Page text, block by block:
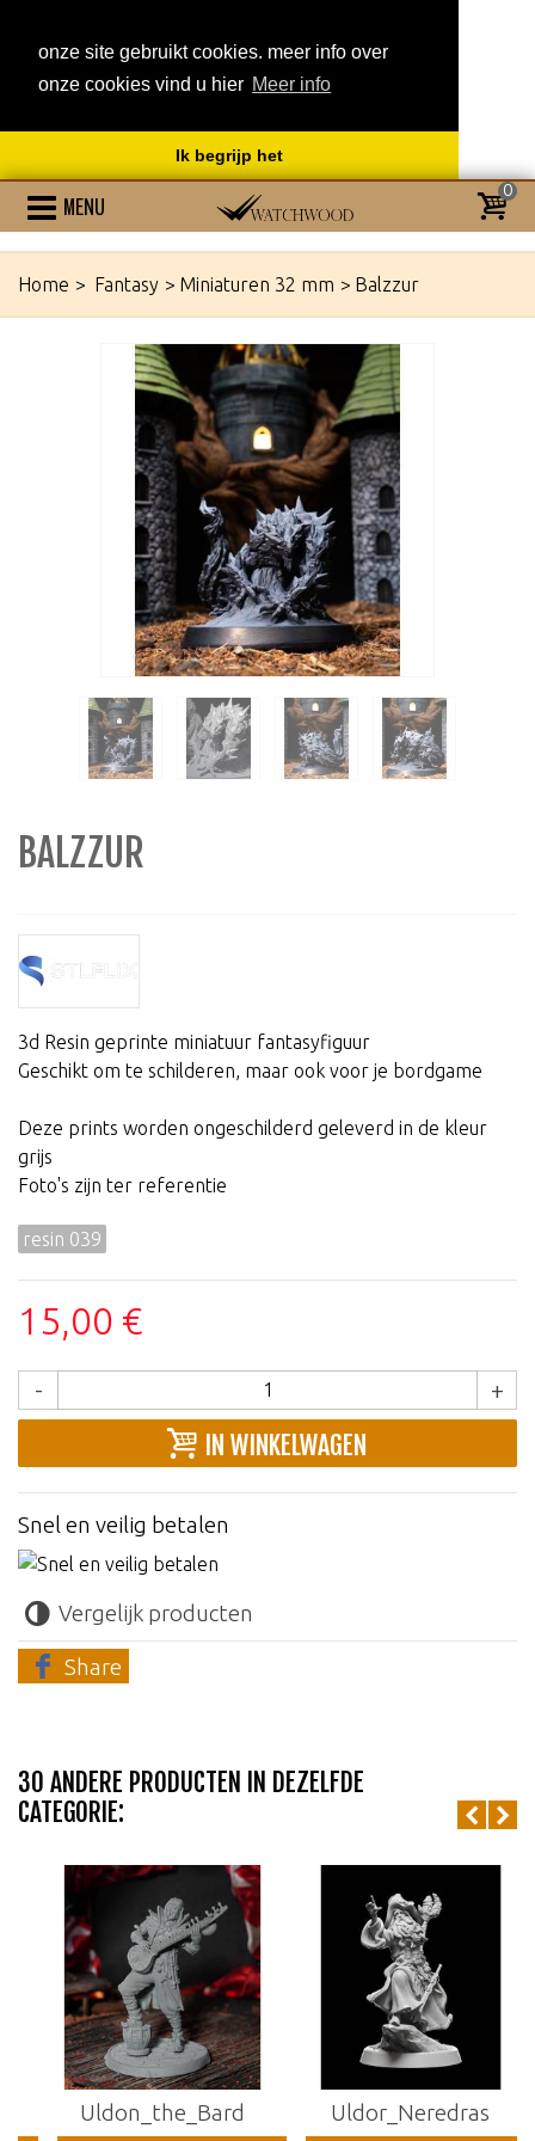
onze site gebruikt cookies. meer info over
onze cookies vind u hier Meer info
Ik begrijp het
MENU
0
Home > Fantasy > Miniaturen 32 mm > Balzzur
BALZZUR
3d Resin geprinte miniatuur fantasyfiguur
Geschikt om te schilderen, maar ook voor je bordgame
Deze prints worden ongeschilderd geleverd in de kleur
grijs
Foto's zijn ter referentie
resin 039
15,00 €
- +
IN WINKELWAGEN
Snel en veilig betalen
Vergelijk producten
Share
30 ANDERE PRODUCTEN IN DEZELFDE
CATEGORIE:
Uldon_the_Bard
Uldor_Neredras